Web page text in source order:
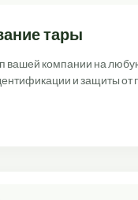
тары
вашей компании на
и защиты от